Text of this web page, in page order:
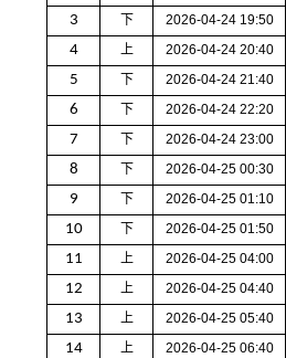
3 下 2026-04-24 19:50
4 上 2026-04-24 20:40
5 下 2026-04-24 21:40
6 下 2026-04-24 22:20
7 下 2026-04-24 23:00
8 下 2026-04-25 00:30
9 下 2026-04-25 01:10
10 下 2026-04-25 01:50
11 上 2026-04-25 04:00
12 上 2026-04-25 04:40
13 上 2026-04-25 05:40
14 上 2026-04-25 06:40